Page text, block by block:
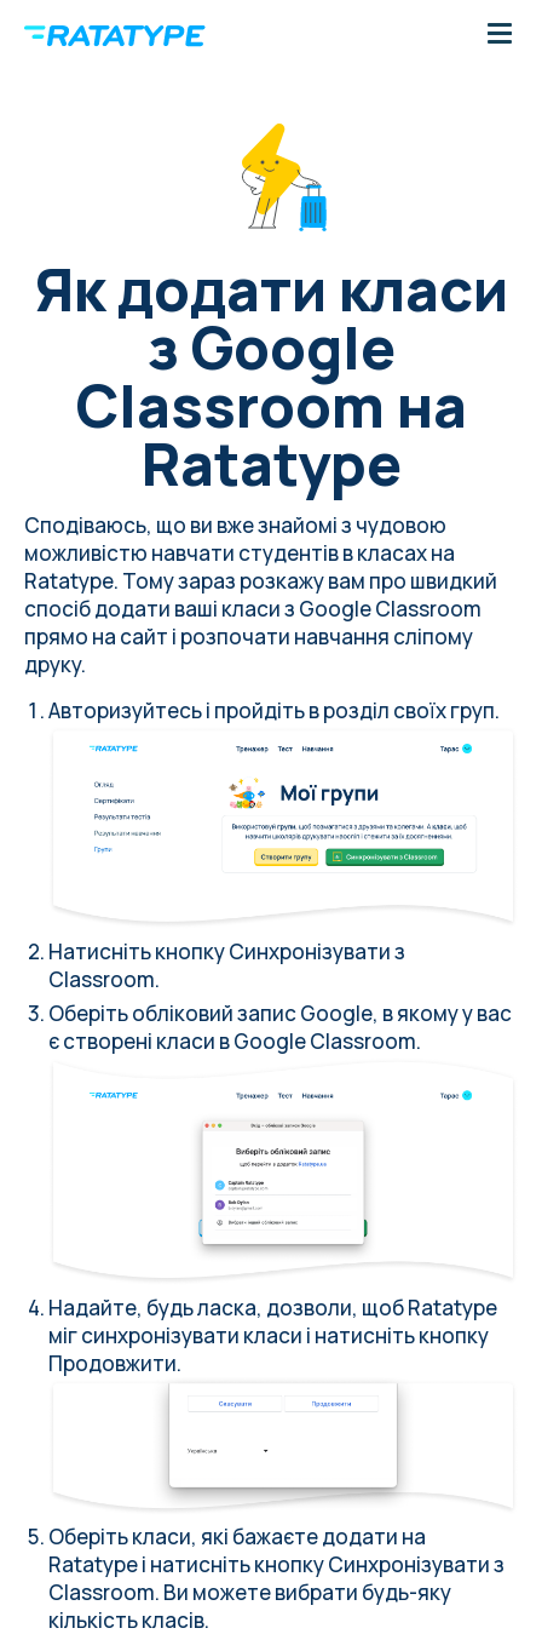
Як додати класи
з Google
Classroom на
Ratatype
Сподіваюсь, що ви вже знайомі з чудовою
можливістю навчати студентів в класах на
Ratatype. Тому зараз розкажу вам про швидкий
спосіб додати ваші класи з Google Classroom
прямо на сайт і розпочати навчання сліпому
друку.
Авторизуйтесь і пройдіть в розділ своїх груп.
Натисніть кнопку Синхронізувати з
Classroom.
Оберіть обліковий запис Google, в якому у вас
є створені класи в Google Classroom.
Надайте, будь ласка, дозволи, щоб Ratatype
міг синхронізувати класи і натисніть кнопку
Продовжити.
Оберіть класи, які бажаєте додати на
Ratatype і натисніть кнопку Синхронізувати з
Classroom. Ви можете вибрати будь-яку
кількість класів.